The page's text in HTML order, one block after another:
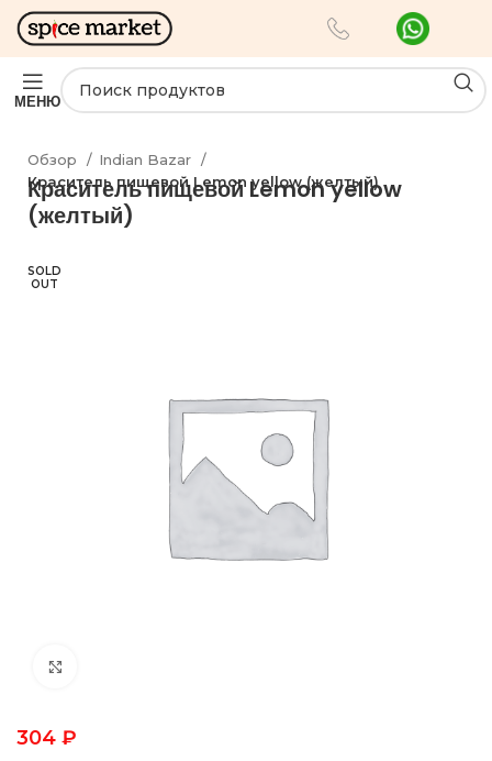
МЕНЮ
Обзор
Indian Bazar
Краситель пищевой Lemon yellow (желтый)
Краситель пищевой Lemon yellow
(желтый)
SOLD
OUT
304 ₽